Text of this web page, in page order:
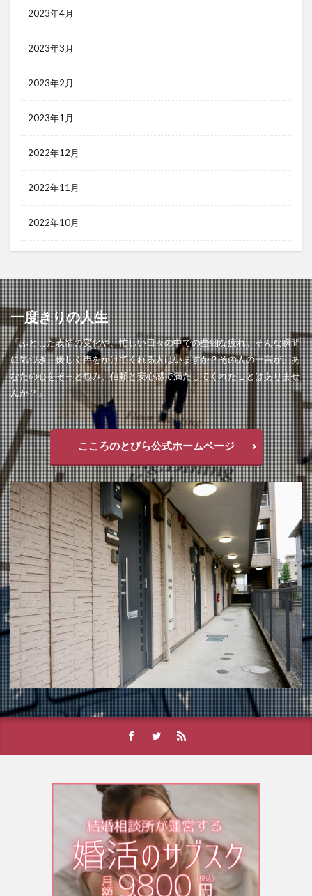
2023年4月
2023年3月
2023年2月
2023年1月
2022年12月
2022年11月
2022年10月
一度きりの人生
「ふとした表情の変化や、忙しい日々の中での些細な疲れ。そんな瞬間
に気づき、優しく声をかけてくれる人はいますか？その人の一言が、あ
なたの心をそっと包み、信頼と安心感で満たしてくれたことはありませ
んか？」
こころのとびら公式ホームページ